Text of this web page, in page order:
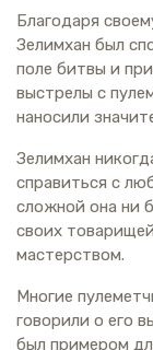
Благодаря
Зелимхан был
поле битвы и
выстрелы с
наносили
Зелимхан
справиться с
сложной она ни
своих
мастерством.
Многие
говорили о его
был примером